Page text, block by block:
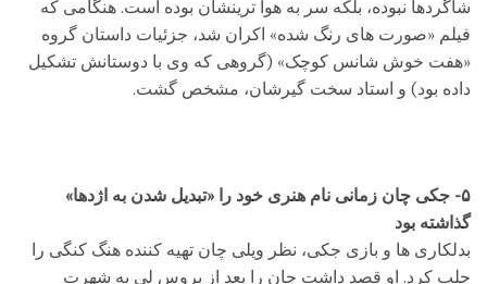
شاگردها نبوده، بلکه سر به هوا ترینشان بوده است. هنگامی که
فیلم «صورت های رنگ شده» اکران شد، جزئیات داستان گروه
«هفت خوش شانس کوچک» (گروهی که وی با دوستانش تشکیل
داده بود) و استاد سخت گیرشان، مشخص گشت.
۵- جکی چان زمانی نام هنری خود را «تبدیل شدن به اژدها»
گذاشته بود
بدلکاری ها و بازی جکی، نظر ویلی چان تهیه کننده هنگ کنگی را
جلب کرد. او قصد داشت چان را بعد از بروس لی به شهرت